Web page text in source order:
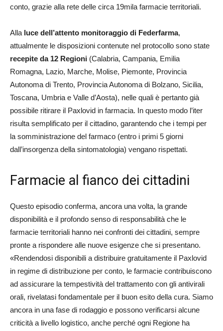
conto, grazie alla rete delle circa 19mila farmacie territoriali.
Alla luce dell’attento monitoraggio di Federfarma,
attualmente le disposizioni contenute nel protocollo sono state
recepite da 12 Regioni (Calabria, Campania, Emilia
Romagna, Lazio, Marche, Molise, Piemonte, Provincia
Autonoma di Trento, Provincia Autonoma di Bolzano, Sicilia,
Toscana, Umbria e Valle d’Aosta), nelle quali è pertanto già
possibile ritirare il Paxlovid in farmacia. In questo modo l’iter
risulta semplificato per il cittadino, garantendo che i tempi per
la somministrazione del farmaco (entro i primi 5 giorni
dall’insorgenza della sintomatologia) vengano rispettati.
Farmacie al fianco dei cittadini
Questo episodio conferma, ancora una volta, la grande
disponibilità e il profondo senso di responsabilità che le
farmacie territoriali hanno nei confronti dei cittadini, sempre
pronte a rispondere alle nuove esigenze che si presentano.
«Rendendosi disponibili a distribuire gratuitamente il Paxlovid
in regime di distribuzione per conto, le farmacie contribuiscono
ad assicurare la tempestività del trattamento con gli antivirali
orali, rivelatasi fondamentale per il buon esito della cura. Siamo
ancora in una fase di rodaggio e possono verificarsi alcune
criticità a livello logistico, anche perché ogni Regione ha